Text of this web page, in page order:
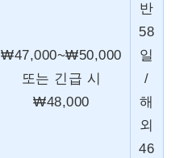
₩47,000~₩50,000
또는 긴급 시
₩48,000
반
58
일
/
해
외
46